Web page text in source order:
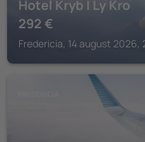
Hotel Kryb I Ly Kro
292 €
Fredericia, 14 august 2026,